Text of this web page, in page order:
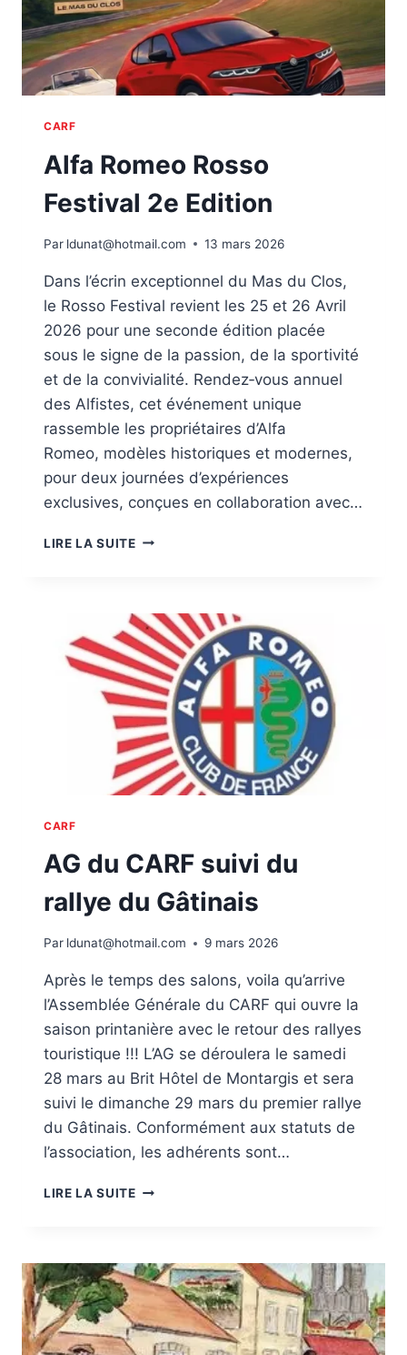
CARF
Alfa Romeo Rosso
Festival 2e Edition
Par ldunat@hotmail.com 13 mars 2026
Dans l’écrin exceptionnel du Mas du Clos,
le Rosso Festival revient les 25 et 26 Avril
2026 pour une seconde édition placée
sous le signe de la passion, de la sportivité
et de la convivialité. Rendez‑vous annuel
des Alfistes, cet événement unique
rassemble les propriétaires d’Alfa
Romeo, modèles historiques et modernes,
pour deux journées d’expériences
exclusives, conçues en collaboration avec…
LIRE LA SUITEALFA
2E
EDITION
CARF
AG du CARF suivi du
rallye du Gâtinais
Par ldunat@hotmail.com 9 mars 2026
Après le temps des salons, voila qu’arrive
l’Assemblée Générale du CARF qui ouvre la
saison printanière avec le retour des rallyes
touristique !!! L’AG se déroulera le samedi
28 mars au Brit Hôtel de Montargis et sera
suivi le dimanche 29 mars du premier rallye
du Gâtinais. Conformément aux statuts de
l’association, les adhérents sont…
LIRE LA SUITEAG
DU
RALLYE
DU
GÂTINAIS